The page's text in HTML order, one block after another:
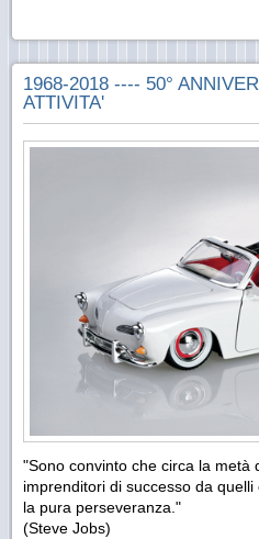
1968-2018 ---- 50°
ATTIVITA'
"Sono convinto che circa la metà
imprenditori di successo da
la pura perseveranza."
(Steve Jobs)